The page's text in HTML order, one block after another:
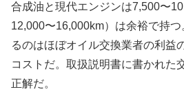
合成油と現代エンジンは7,500〜
12,000〜16,000km）は余裕で持
るのはほぼオイル交換業者の利益
コストだ。取扱説明書に書かれた
正解だ。